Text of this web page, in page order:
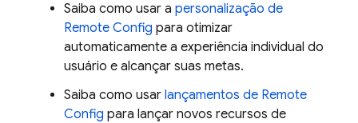
Saiba como usar a personalização de
Remote Config para otimizar
automaticamente a experiência individual do
usuário e alcançar suas metas.
Saiba como usar lançamentos de Remote
Config para lançar novos recursos de